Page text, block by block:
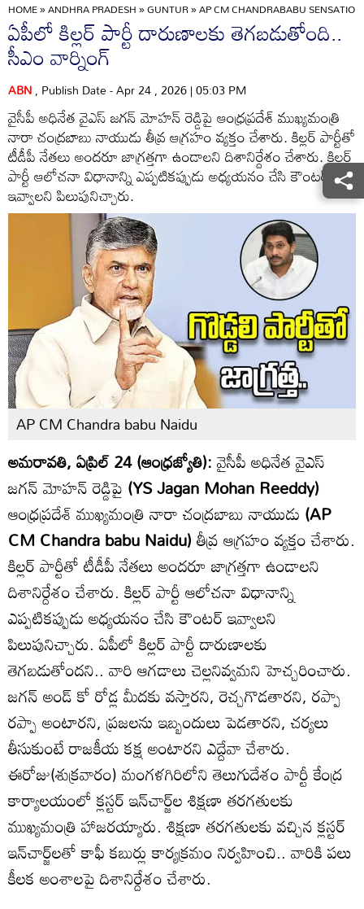
HOME»ANDHRA PRADESH»GUNTUR»AP CM CHANDRABABU
ఏపీలో కిల్లర్ పార్టీ దారుణాలకు తెగబడుతోంది..
సీఎం వార్నింగ్
ABN, Publish Date - Apr 24 , 2026 | 05:03 PM
వైసీపీ అధినేత వైఎస్ జగన్ మోహన్ రెడ్డిపై ఆంధ్రప్రదేశ్ ముఖ్యమంత్రి
నారా చంద్రబాబు నాయుడు తీవ్ర ఆగ్రహం వ్యక్తం చేశారు. కిల్లర్ పార్టీతో
టీడీపీ నేతలు అందరూ జాగ్రత్తగా ఉండాలని దిశానిర్దేశం చేశారు. కిల్లర్
పార్టీ ఆలోచనా విధానాన్ని ఎప్పటికప్పుడు అధ్యయనం చేసి కౌంటర్
ఇవ్వాలని పిలుపునిచ్చారు.
AP CM Chandra babu Naidu
అమరావతి, ఏప్రిల్ 24 (ఆంధ్రజ్యోతి):వైసీపీ అధినేత వైఎస్
జగన్ మోహన్ రెడ్డిపై (YS Jagan Mohan Reeddy)
ఆంధ్రప్రదేశ్ ముఖ్యమంత్రి నారా చంద్రబాబు నాయుడు (AP
CM Chandra babu Naidu)తీవ్ర ఆగ్రహం వ్యక్తం చేశారు.
కిల్లర్ పార్టీతో టీడీపీ నేతలు అందరూ జాగ్రత్తగా ఉండాలని
దిశానిర్దేశం చేశారు. కిల్లర్ పార్టీ ఆలోచనా విధానాన్ని
ఎప్పటికప్పుడు అధ్యయనం చేసి కౌంటర్ ఇవ్వాలని
పిలుపునిచ్చారు. ఏపీలో కిల్లర్ పార్టీ దారుణాలకు
తెగబడుతోందని.. వారి ఆగడాలు చెల్లనివ్వమని హెచ్చరించారు.
జగన్ అండ్ కో రోడ్ల మీదకు వస్తారని, రెచ్చగొడతారని, రప్పా
రప్పా అంటారని, ప్రజలను ఇబ్బందులు పెడతారని, చర్యలు
తీసుకుంటే రాజకీయ కక్ష అంటారని ఎద్దేవా చేశారు.
ఈరోజు(శుక్రవారం) మంగళగిరిలోని తెలుగుదేశం పార్టీ కేంద్ర
కార్యాలయంలో క్లస్టర్ ఇన్‌చార్జ్‌ల శిక్షణా తరగతులకు
ముఖ్యమంత్రి హాజరయ్యారు. శిక్షణా తరగతులకు వచ్చిన క్లస్టర్
ఇన్‌చార్జ్‌లతో కాఫీ కబుర్లు కార్యక్రమం నిర్వహించి.. వారికి పలు
కీలక అంశాలపై దిశానిర్దేశం చేశారు.